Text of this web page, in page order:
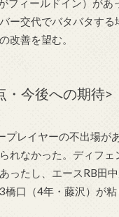
フィールドイン）があ
ー交代でバタバタする
改善を望む。
・今後への期待>
レイヤーの不出場が
れなかった。ディフ
ったし、エースRB田
橋口（4年・藤沢）が